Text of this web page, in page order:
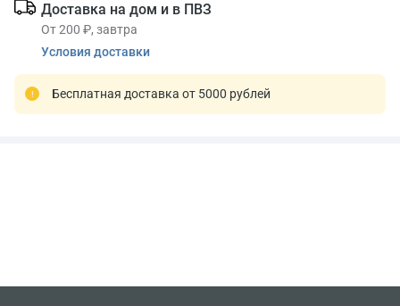
Доставка на дом и в ПВЗ
От 200 ₽, завтра
Условия доставки
Бесплатная доставка от 5000 рублей